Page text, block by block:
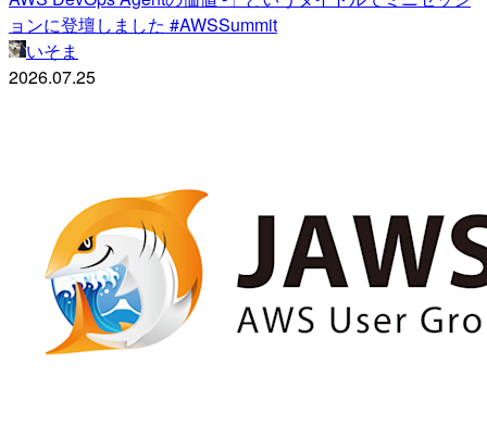
ョンに登壇しました #AWSSummit
いそま
2026.07.25